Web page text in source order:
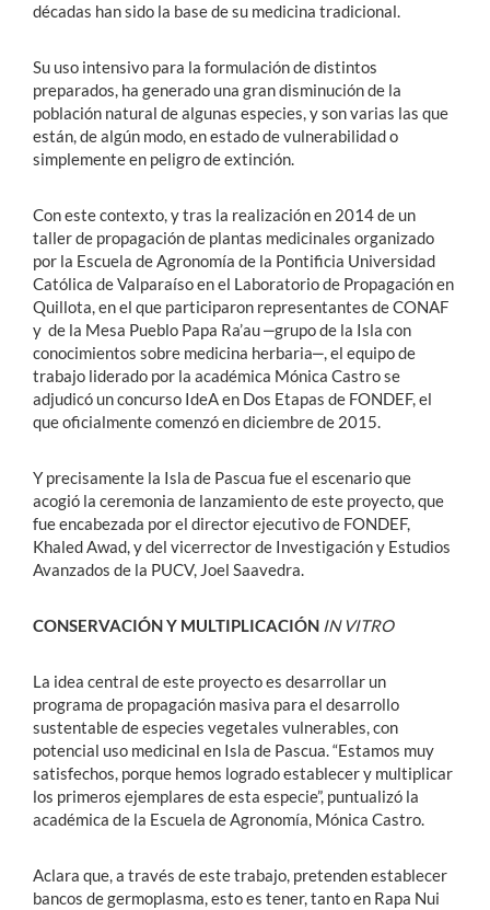
décadas han sido la base de su medicina tradicional.
Su uso intensivo para la formulación de distintos
preparados, ha generado una gran disminución de la
población natural de algunas especies, y son varias las que
están, de algún modo, en estado de vulnerabilidad o
simplemente en peligro de extinción.
Con este contexto, y tras la realización en 2014 de un
taller de propagación de plantas medicinales organizado
por la Escuela de Agronomía de la Pontificia Universidad
Católica de Valparaíso en el Laboratorio de Propagación en
Quillota, en el que participaron representantes de CONAF
y de la Mesa Pueblo Papa Ra’au ‒grupo de la Isla con
conocimientos sobre medicina herbaria‒, el equipo de
trabajo liderado por la académica Mónica Castro se
adjudicó un concurso IdeA en Dos Etapas de FONDEF, el
que oficialmente comenzó en diciembre de 2015.
Y precisamente la Isla de Pascua fue el escenario que
acogió la ceremonia de lanzamiento de este proyecto, que
fue encabezada por el director ejecutivo de FONDEF,
Khaled Awad, y del vicerrector de Investigación y Estudios
Avanzados de la PUCV, Joel Saavedra.
CONSERVACIÓN Y MULTIPLICACIÓN IN VITRO
La idea central de este proyecto es desarrollar un
programa de propagación masiva para el desarrollo
sustentable de especies vegetales vulnerables, con
potencial uso medicinal en Isla de Pascua. “Estamos muy
satisfechos, porque hemos logrado establecer y multiplicar
los primeros ejemplares de esta especie”, puntualizó la
académica de la Escuela de Agronomía, Mónica Castro.
Aclara que, a través de este trabajo, pretenden establecer
bancos de germoplasma, esto es tener, tanto en Rapa Nui